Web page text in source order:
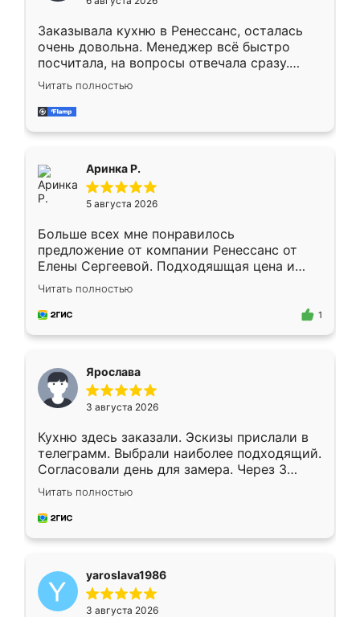
мебели буду заказывать только здесь.
Заказывала кухню в Ренессанс, осталась
очень довольна. Менеджер всё быстро
посчитала, на вопросы отвечала сразу.
Замерщик приехал в субботу, подошёл к
делу со всей ответственностью. Собрали
за день, ребята работали аккуратно, даже
Читать полностью
Аринка Р.
5 августа 2026
Больше всех мне понравилось
предложение от компании Ренессанс от
Елены Сергеевой. Подходяшщая цена и
короткие сроки изготовления. Приехавший
для замера сотрудник Владислав
предложил по моему эскизу самый
Читать полностью
1
Ярослава
3 августа 2026
Кухню здесь заказали. Эскизы прислали в
телеграмм. Выбрали наиболее подходящий.
Согласовали день для замера. Через 3
недели кухня была уже готова. Остались
довольны работой. Спасибо Ренессанс
мебель за качественную работу!
Читать полностью
yaroslava1986
3 августа 2026